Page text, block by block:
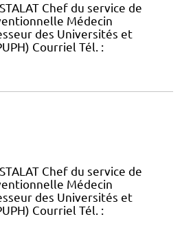
Chef du service de
Médecin
des Universités et
Courriel Tél. :
Chef du service de
Médecin
des Universités et
Courriel Tél. :